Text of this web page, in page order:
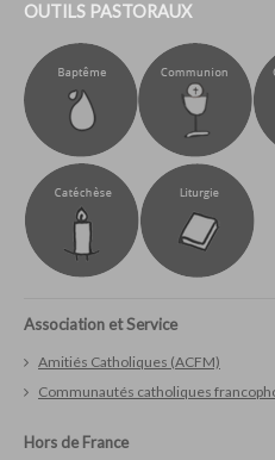
OUTILS PASTORAUX
Association et Service
Amitiés Catholiques (ACFM)
Communautés catholiques
Hors de France